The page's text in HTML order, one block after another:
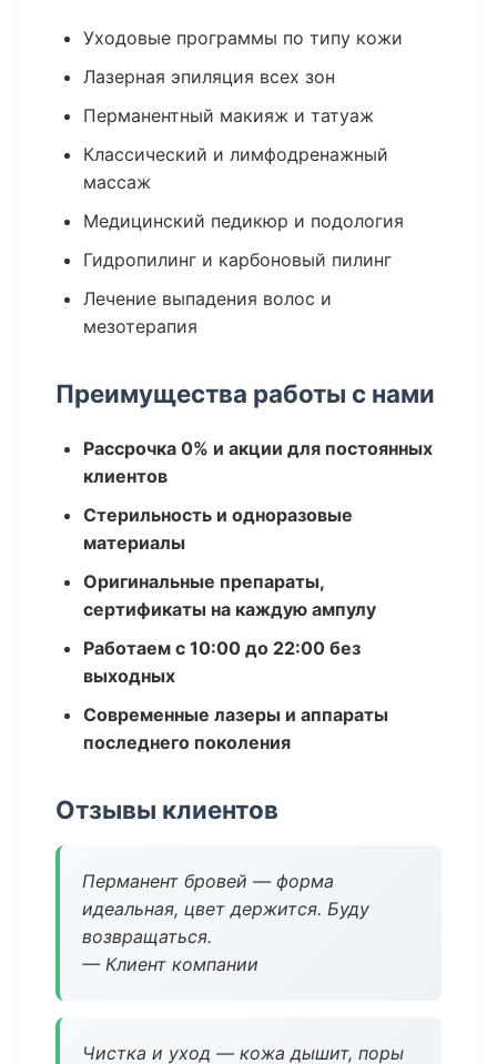
Уходовые программы по типу кожи
Лазерная эпиляция всех зон
Перманентный макияж и татуаж
Классический и лимфодренажный
массаж
Медицинский педикюр и подология
Гидропилинг и карбоновый пилинг
Лечение выпадения волос и
мезотерапия
Преимущества работы с нами
Рассрочка 0% и акции для постоянных
клиентов
Стерильность и одноразовые
материалы
Оригинальные препараты,
сертификаты на каждую ампулу
Работаем с 10:00 до 22:00 без
выходных
Современные лазеры и аппараты
последнего поколения
Отзывы клиентов
Перманент бровей — форма
идеальная, цвет держится. Буду
возвращаться.
— Клиент компании
Чистка и уход — кожа дышит, поры